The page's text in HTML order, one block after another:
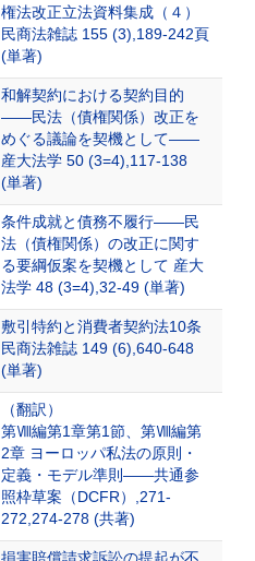
権法改正立法資料集成（４）
民商法雑誌 155 (3),189-242頁
(単著)
和解契約における契約目的
――民法（債権関係）改正を
めぐる議論を契機として――
産大法学 50 (3=4),117-138
(単著)
条件成就と債務不履行――民
法（債権関係）の改正に関す
る要綱仮案を契機として 産大
法学 48 (3=4),32-49 (単著)
敷引特約と消費者契約法10条
民商法雑誌 149 (6),640-648
(単著)
（翻訳）
第Ⅷ編第1章第1節、第Ⅷ編第
2章 ヨーロッパ私法の原則・
定義・モデル準則――共通参
照枠草案（DCFR）,271-
272,274-278 (共著)